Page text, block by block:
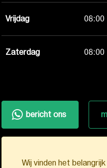
Vrijdag 08:00
Zaterdag 08:00
bericht ons
Wij vinden het